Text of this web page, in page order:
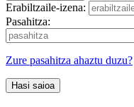
Erabiltzaile-izena:
Pasahitza:
Zure pasahitza ahaztu duzu?
Hasi saioa